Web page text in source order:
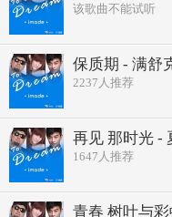
该歌曲不能试听
保质期 - 满舒
2237 人推荐
再见 那时光 -
1647 人推荐
青春 树叶与